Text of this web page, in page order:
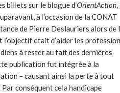
billets sur le blogue d’OrientAction,
à l’occasion de la CONAT
de Pierre Deslauriers alors de
l’objectif était d’aider les
à rester au fait des dernières
publication fut intégrée à la
– causant ainsi la perte à tout
conséquent cela handicape